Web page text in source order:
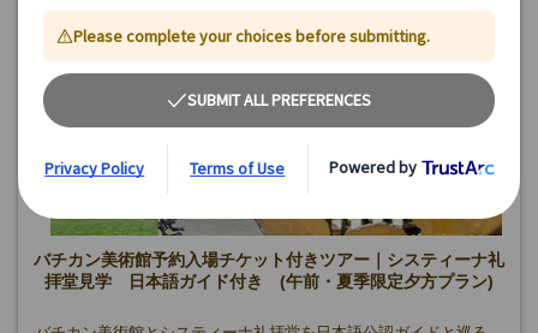
バチカン美術館予約入場チケット付きツアー｜システィーナ礼
拝堂見学 日本語ガイド付き (午前・夏季限定夕方プラン)